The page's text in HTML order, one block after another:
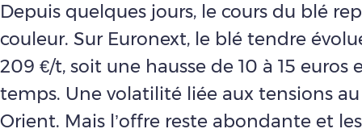
Depuis quelques jours, le cours du blé
couleur. Sur Euronext, le blé tendre
209 €/t, soit une hausse de 10 à 15 euros
temps. Une volatilité liée aux tensions
Orient. Mais l’offre reste abondante et